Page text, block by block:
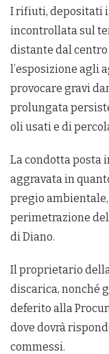
I rifiuti, depositati
incontrollata sul
distante dal centro
l’esposizione agli
provocare gravi
prolungata
oli usati e di
La condotta posta
aggravata in
pregio
perimetrazione del
di Diano.
Il proprietario
discarica, nonché
deferito alla
dove dovrà
commessi.